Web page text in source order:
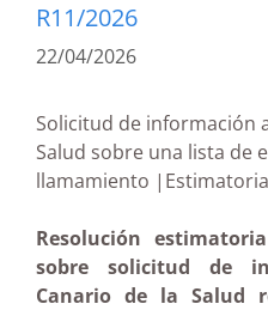
R11/2026
22/04/2026
Solicitud de información
Salud sobre una lista de
llamamiento
Resolución
sobre solicitud de
Canario de la Salud